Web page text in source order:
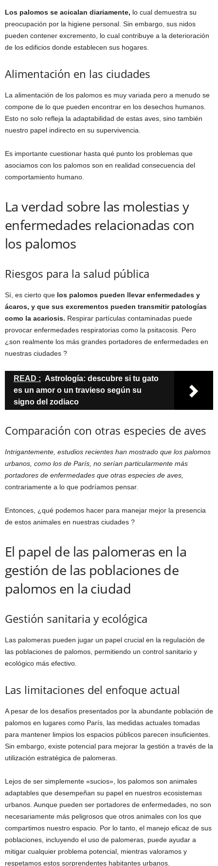
Los palomos se acicalan diariamente, lo cual demuestra su
preocupación por la higiene personal. Sin embargo, sus nidos
pueden contener excremento, lo cual contribuye a la deterioración
de los edificios donde establecen sus hogares.
Alimentación en las ciudades
La alimentación de los palomos es muy variada pero a menudo se
compone de lo que pueden encontrar en los desechos humanos.
Esto no solo refleja la adaptabilidad de estas aves, sino también
nuestro papel indirecto en su supervivencia.
Es importante cuestionar hasta qué punto los problemas que
asociamos con los palomos son en realidad consecuencia del
comportamiento humano.
La verdad sobre las molestias y
enfermedades relacionadas con
los palomos
Riesgos para la salud pública
Sí, es cierto que los palomos pueden llevar enfermedades y
ácaros, y que sus excrementos pueden transmitir patologías
como la acariosis. Respirar partículas contaminadas puede
provocar enfermedades respiratorias como la psitacosis. Pero
¿son realmente los más grandes portadores de enfermedades en
nuestras ciudades ?
READ : Astrología: descubre si tu gato
es un amor o un travieso según su
signo del zodiaco
Comparación con otras especies de aves
Intrigantemente, estudios recientes han mostrado que los palomos
urbanos, como los de París, no serían particularmente más
portadores de enfermedades que otras especies de aves,
contrariamente a lo que podríamos pensar.
Entonces, ¿qué podemos hacer para manejar mejor la presencia
de estos animales en nuestras ciudades ?
El papel de las palomeras en la
gestión de las poblaciones de
palomos en la ciudad
Gestión sanitaria y ecológica
Las palomeras pueden jugar un papel crucial en la regulación de
las poblaciones de palomos, permitiendo un control sanitario y
ecológico más efectivo.
Las limitaciones del enfoque actual
A pesar de los desafíos presentados por la abundante población de
palomos en lugares como París, las medidas actuales tomadas
para mantener limpios los espacios públicos parecen insuficientes.
Sin embargo, existe potencial para mejorar la gestión a través de la
utilización estratégica de palomeras.
Lejos de ser simplemente «sucios», los palomos son animales
adaptables que desempeñan su papel en nuestros ecosistemas
urbanos. Aunque pueden ser portadores de enfermedades, no son
necesariamente más peligrosos que otros animales con los que
compartimos nuestro espacio. Por lo tanto, el manejo eficaz de sus
poblaciones, incluyendo el uso de palomeras, puede ayudar a
mitigar cualquier problema potencial, mientras valoramos y
respetamos estos sorprendentes habitantes urbanos.